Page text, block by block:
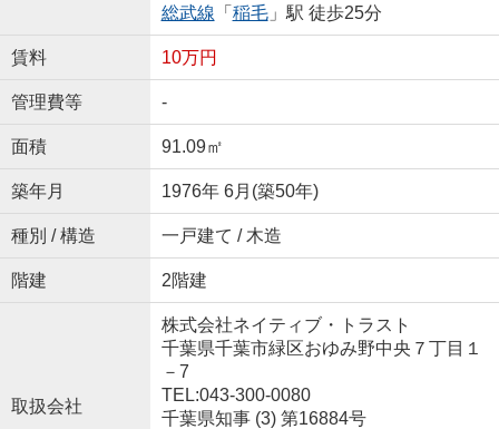
総武線 「 稲毛」駅 徒歩25分
賃料 10万円
管理費等 -
面積 91.09㎡
築年月 1976年 6月(築50年)
種別 / 構造 一戸建て / 木造
階建 2階建
取扱会社
株式会社ネイティブ・トラスト
千葉県千葉市緑区おゆみ野中央７丁目１
－7
TEL:043-300-0080
千葉県知事 (3) 第16884号